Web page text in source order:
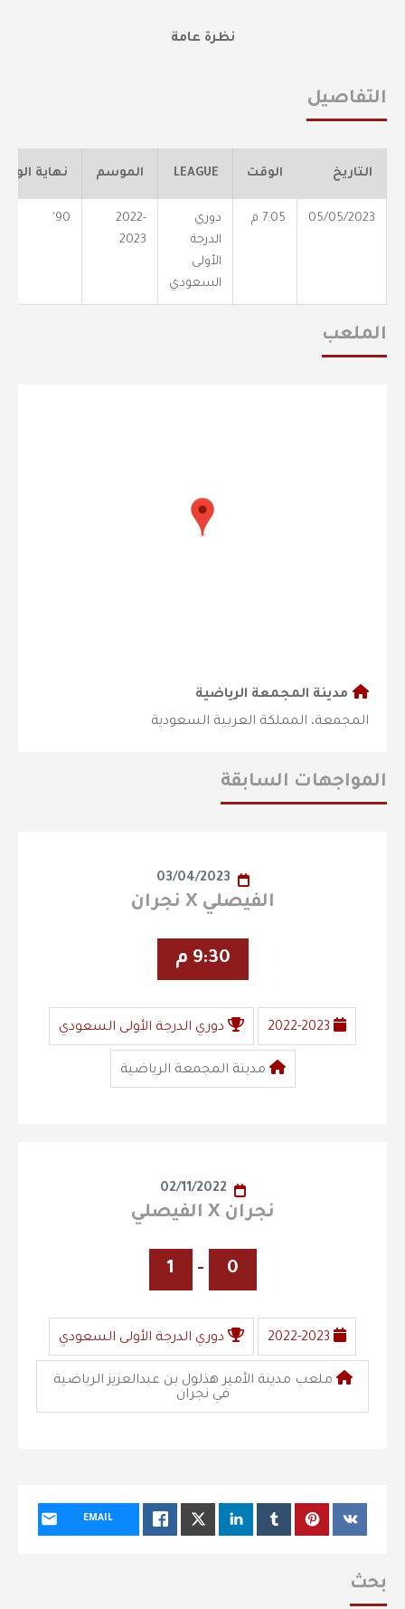
نظرة عامة
التفاصيل
التاريخ الوقت LEAGUE الموسم نهاية
05/05/2023 7:05 م
دوري
الدرجة
الأولى
السعودي
2022-
2023
90'
الملعب
مدينة المجمعة الرياضية
المجمعة، المملكة العربية السعودية
المواجهات السابقة
03/04/2023
الفيصلي X نجران
9:30 م
2022-2023 دوري الدرجة الأولى السعودي
مدينة المجمعة الرياضية
02/11/2022
نجران X الفيصلي
0
-
1
2022-2023 دوري الدرجة الأولى السعودي
ملعب مدينة الأمير هذلول بن عبدالعزيز الرياضية
في نجران
EMAIL
بحث